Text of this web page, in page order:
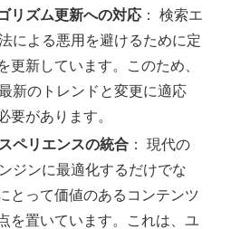
リズム更新への対応 ： 検索エ
による悪用を避けるために定
更新しています。このため、
新のトレンドと変更に適応
要があります。
ペリエンスの統合 ： 現代の
ジンに最適化するだけでな
とって価値のあるコンテンツ
を置いています。これは、ユ